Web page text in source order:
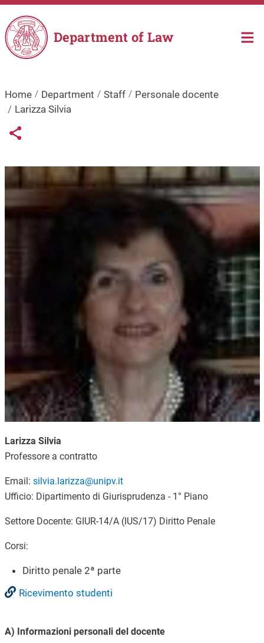
Skip to main content
Department of Law
Home Department Staff
Personale docente
Larizza Silvia
Links condivisione social
Share button
Image
Larizza Silvia
Professore a contratto
Email: silvia.larizza@unipv.it
Ufficio: Dipartimento di Giurisprudenza - 1° Piano
Settore Docente: GIUR-14/A (IUS/17) Diritto Penale
Corsi:
Diritto penale 2ª parte
Ricevimento studenti
A) Informazioni personali del docente